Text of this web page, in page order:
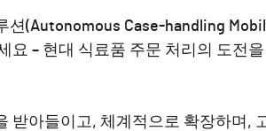
션(Autonomous Case-handling
요 – 현대 식료품 주문 처리의 도전
받아들이고, 체계적으로 확장하며,